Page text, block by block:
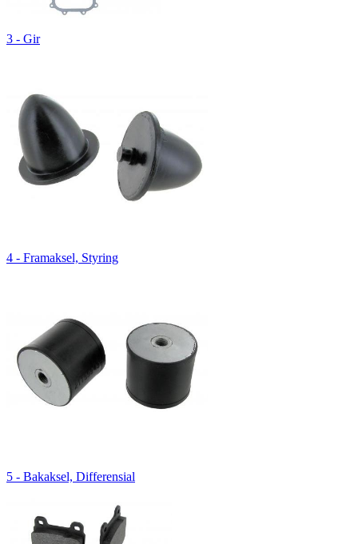
3 - Gir
4 - Framaksel, Styring
5 - Bakaksel, Differensial